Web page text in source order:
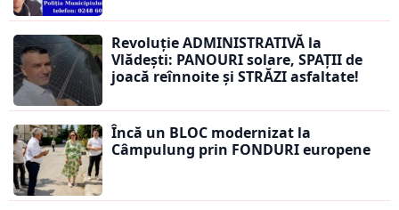
Revoluție ADMINISTRATIVĂ la
Vlădești: PANOURI solare, SPAȚII de
joacă reînnoite și STRĂZI asfaltate!
Încă un BLOC modernizat la
Câmpulung prin FONDURI europene